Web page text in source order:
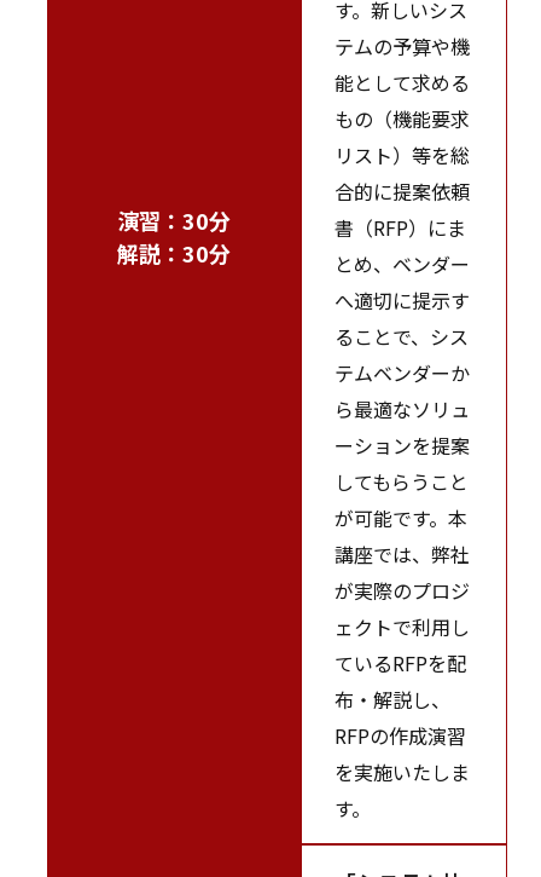
演習：30分
解説：30分
す。新しいシス
テムの予算や機
能として求める
もの（機能要求
リスト）等を総
合的に提案依頼
書（RFP）にま
とめ、ベンダー
へ適切に提示す
ることで、シス
テムベンダーか
ら最適なソリュ
ーションを提案
してもらうこと
が可能です。本
講座では、弊社
が実際のプロジ
ェクトで利用し
ているRFPを配
布・解説し、
RFPの作成演習
を実施いたしま
す。